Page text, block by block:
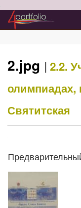
Преейти на главное
2.jpg | 2.2.
олимпиадах,
Святитская